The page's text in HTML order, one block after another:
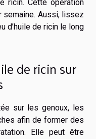
ricin. Cette opération
Aussi, lissez
d’huile de ricin le long
de ricin sur
sur les genoux, les
afin de former des
Elle peut être